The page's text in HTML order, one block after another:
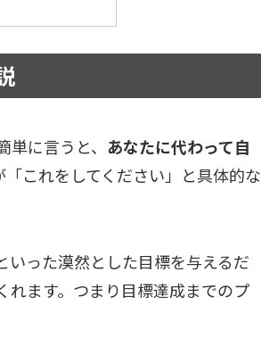
に言うと、 あなたに代わって自
これをしてください」と具体的な
いった漠然とした目標を与えるだ
れます。つまり目標達成までのプ